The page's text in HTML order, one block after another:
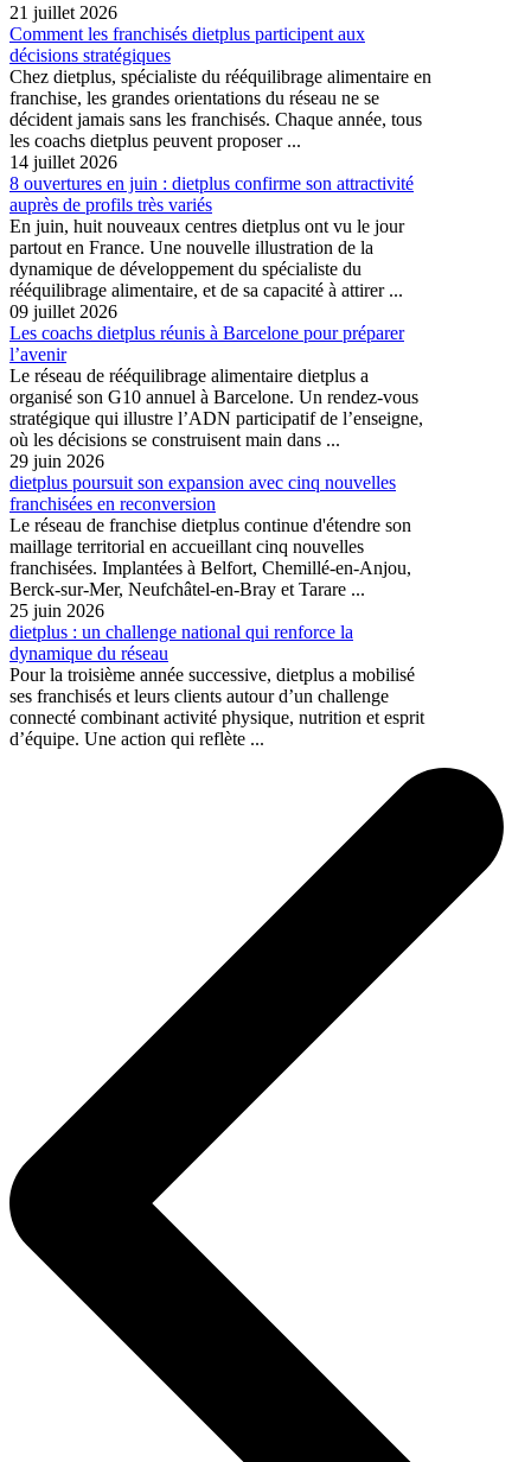
21 juillet 2026
Comment les franchisés dietplus participent aux
décisions stratégiques
Chez dietplus, spécialiste du rééquilibrage alimentaire en
franchise, les grandes orientations du réseau ne se
décident jamais sans les franchisés. Chaque année, tous
les coachs dietplus peuvent proposer ...
14 juillet 2026
8 ouvertures en juin : dietplus confirme son attractivité
auprès de profils très variés
En juin, huit nouveaux centres dietplus ont vu le jour
partout en France. Une nouvelle illustration de la
dynamique de développement du spécialiste du
rééquilibrage alimentaire, et de sa capacité à attirer ...
09 juillet 2026
Les coachs dietplus réunis à Barcelone pour préparer
l’avenir
Le réseau de rééquilibrage alimentaire dietplus a
organisé son G10 annuel à Barcelone. Un rendez-vous
stratégique qui illustre l’ADN participatif de l’enseigne,
où les décisions se construisent main dans ...
29 juin 2026
dietplus poursuit son expansion avec cinq nouvelles
franchisées en reconversion
Le réseau de franchise dietplus continue d'étendre son
maillage territorial en accueillant cinq nouvelles
franchisées. Implantées à Belfort, Chemillé-en-Anjou,
Berck-sur-Mer, Neufchâtel-en-Bray et Tarare ...
25 juin 2026
dietplus : un challenge national qui renforce la
dynamique du réseau
Pour la troisième année successive, dietplus a mobilisé
ses franchisés et leurs clients autour d’un challenge
connecté combinant activité physique, nutrition et esprit
d’équipe. Une action qui reflète ...